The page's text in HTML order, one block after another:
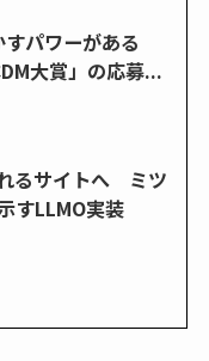
パワーがある
大賞」の応募...
るサイトへ ミツ
すLLMO実装